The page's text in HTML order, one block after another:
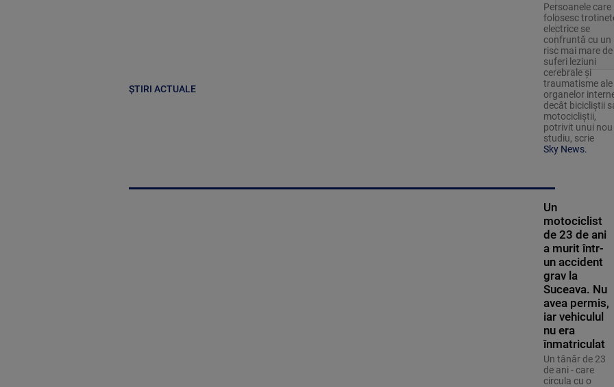
ȘTIRI ACTUALE
Persoanele care
folosesc
electrice se
confruntă cu un
risc mai mare de
suferi leziuni
cerebrale și
traumatisme ale
organelor
decât bicicliștii
motocicliștii,
potrivit unui nou
studiu, scrie
Sky News.
Un
motociclist
de 23 de ani
a murit într-
un accident
grav la
Suceava. Nu
avea permis,
iar vehiculul
nu era
înmatriculat
Un tânăr de 23
de ani - care
circula cu o